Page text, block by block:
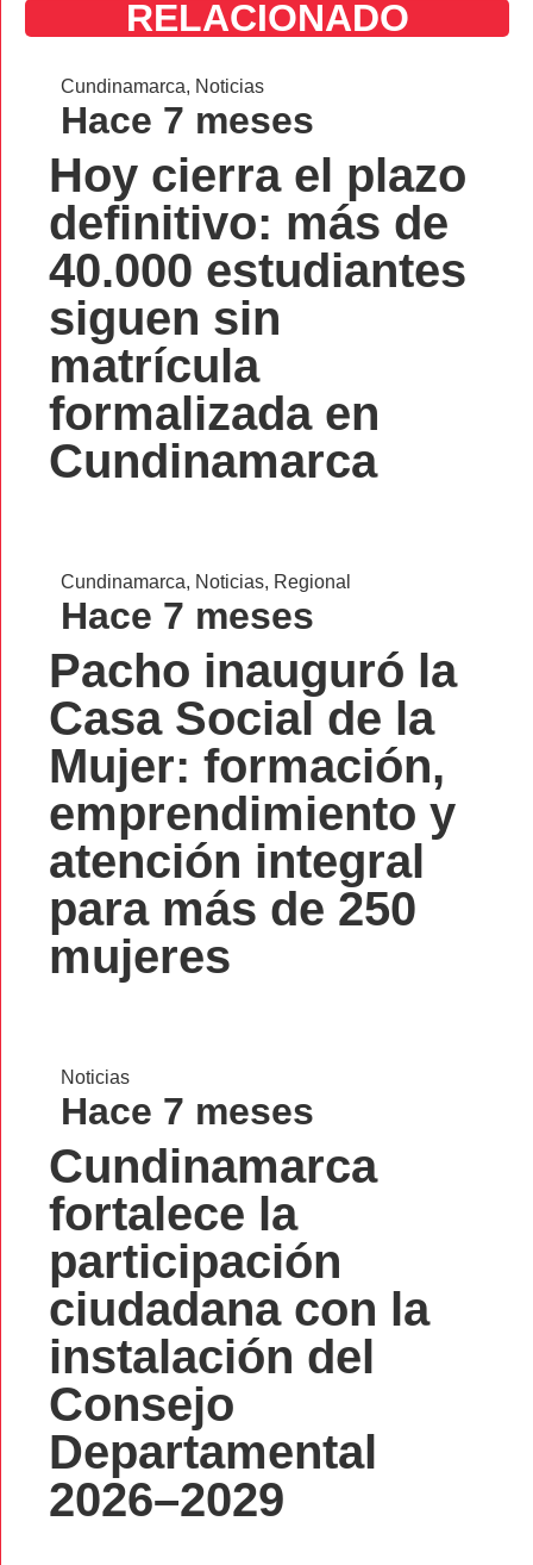
RELACIONADO
Cundinamarca, Noticias
Hace 7 meses
Hoy cierra el plazo
definitivo: más de
40.000 estudiantes
siguen sin
matrícula
formalizada en
Cundinamarca
Cundinamarca, Noticias, Regional
Hace 7 meses
Pacho inauguró la
Casa Social de la
Mujer: formación,
emprendimiento y
atención integral
para más de 250
mujeres
Noticias
Hace 7 meses
Cundinamarca
fortalece la
participación
ciudadana con la
instalación del
Consejo
Departamental
2026–2029